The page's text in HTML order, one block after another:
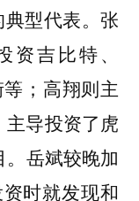
型代表。张
吉比特、
；高翔则主
导投资了虎
岳斌较晚加
时就发现和